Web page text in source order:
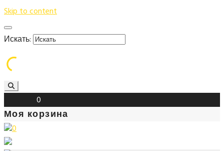
Skip to content
Искать:
0
Моя корзина
0